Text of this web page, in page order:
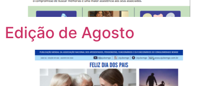
Edição de Agosto